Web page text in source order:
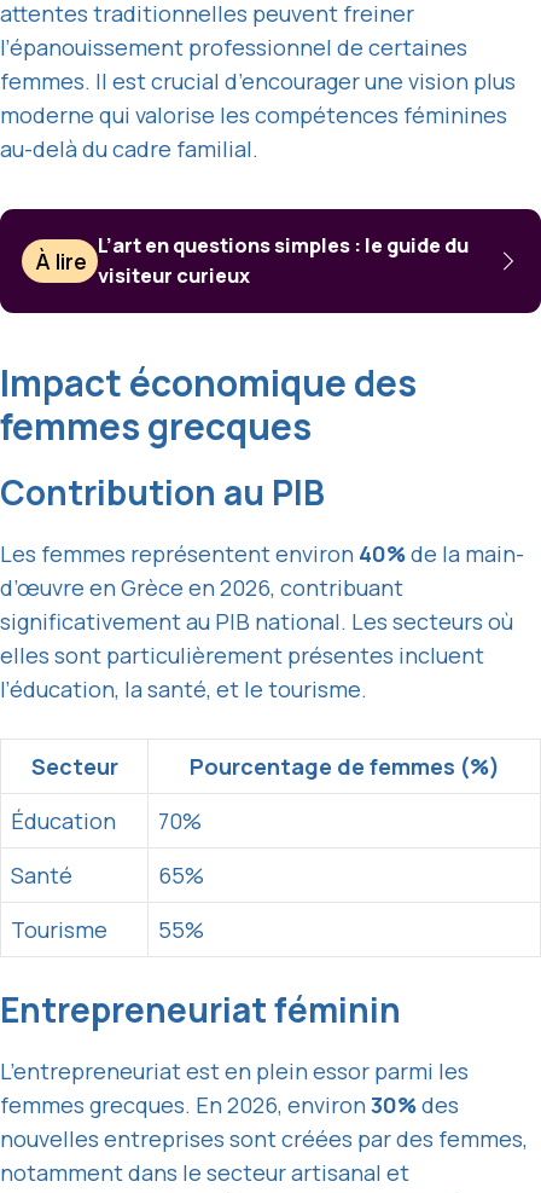
attentes traditionnelles peuvent freiner
l’épanouissement professionnel de certaines
femmes. Il est crucial d’encourager une vision plus
moderne qui valorise les compétences féminines
au-delà du cadre familial.
À lire
L’art en questions simples : le guide du
visiteur curieux
Impact économique des
femmes grecques
Contribution au PIB
Les femmes représentent environ 40%de la main-
d’œuvre en Grèce en 2026, contribuant
significativement au PIB national. Les secteurs où
elles sont particulièrement présentes incluent
l’éducation, la santé, et le tourisme.
Secteur
Pourcentage de femmes (%)
Éducation
70%
Santé
65%
Tourisme
55%
Entrepreneuriat féminin
L’entrepreneuriat est en plein essor parmi les
femmes grecques. En 2026, environ30%des
nouvelles entreprises sont créées par des femmes,
notamment dans le secteur artisanal et